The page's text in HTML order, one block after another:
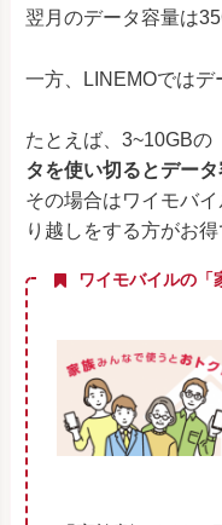
翌月のデータ容量は
一方、LINEMOではデ
たとえば、3~10GBの
タを使い切るとデー
その場合はワイモバ
り越しをする方がお得
ワイモバイルの「